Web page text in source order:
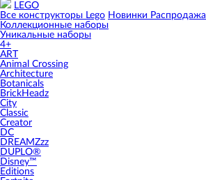
LEGO
Все конструкторы Lego Новинки Распродажа
Коллекционные наборы
Уникальные наборы
4+
ART
Animal Crossing
Architecture
Botanicals
BrickHeadz
City
Classic
Creator
DC
DREAMZzz
DUPLO®
Disney™
Editions